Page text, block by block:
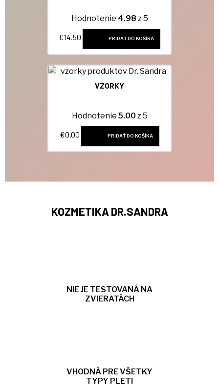
Hodnotenie 4.98 z 5
€14.50 PRIDAŤ DO KOŠÍKA
VZORKY
Hodnotenie 5.00 z 5
€0.00 PRIDAŤ DO KOŠÍKA
KOZMETIKA DR.SANDRA
NIE JE TESTOVANÁ NA
ZVIERATÁCH
VHODNÁ PRE VŠETKY
TYPY PLETI